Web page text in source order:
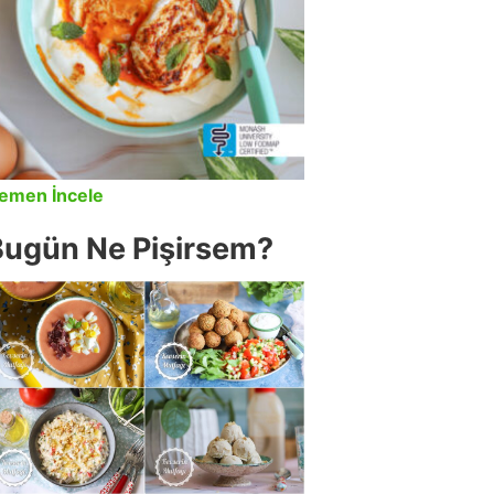
İncele
Ne Pişirsem?